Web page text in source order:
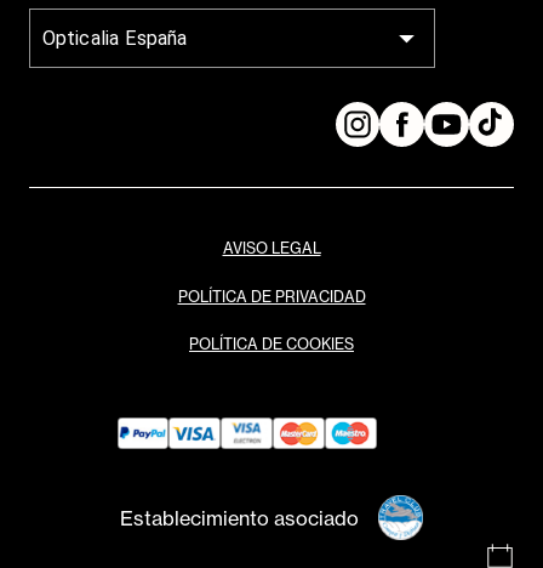
Opticalia España
AVISO LEGAL
POLÍTICA DE PRIVACIDAD
POLÍTICA DE COOKIES
Establecimiento asociado